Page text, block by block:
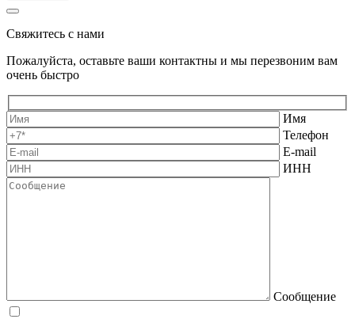
Свяжитесь с нами
Пожалуйста, оставьте ваши контактны и мы перезвоним вам
очень быстро
Имя
Телефон
E-mail
ИНН
Сообщение